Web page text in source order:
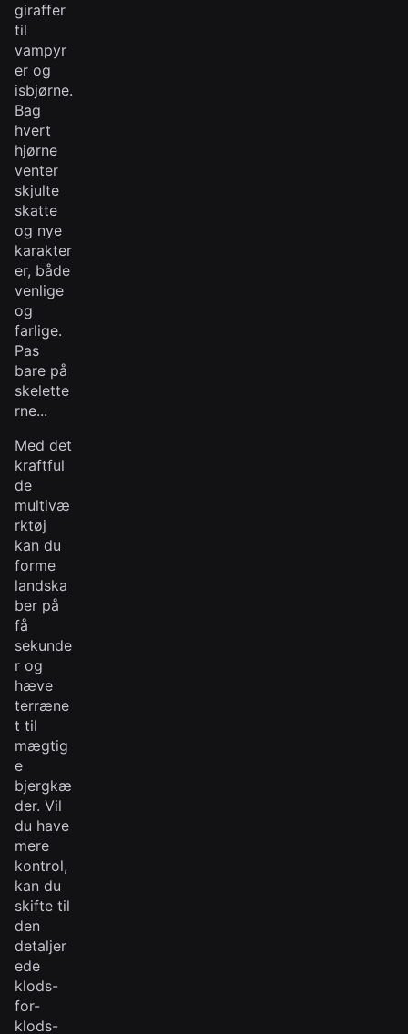
giraffer
til
vampyr
er og
isbjørne.
Bag
hvert
hjørne
venter
skjulte
skatte
og nye
karakter
er, både
venlige
og
farlige.
Pas
bare på
skelette
rne...
Med det
kraftful
de
multivæ
rktøj
kan du
forme
landska
ber på
få
sekunde
r og
hæve
terræne
t til
mægtig
e
bjergkæ
der. Vil
du have
mere
kontrol,
kan du
skifte til
den
detaljer
ede
klods-
for-
klods-